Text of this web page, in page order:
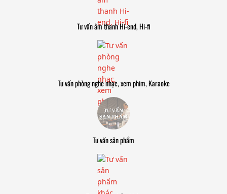
Tư vấn âm thanh Hi-end, Hi-fi
Tư vấn phòng nghe nhạc, xem phim, Karaoke
Tư vấn sản phẩm